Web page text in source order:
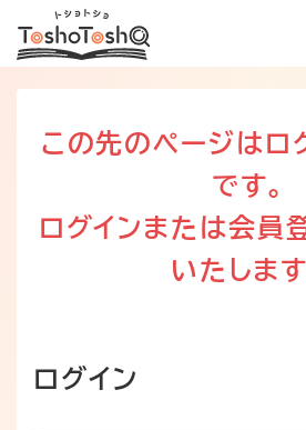
この先のページはロ
です。
ログインまたは会員
いたします
ログイン